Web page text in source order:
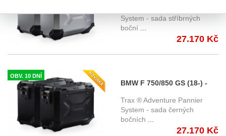
Adventure s nosičem -
stříbrné KFT.07.559.70001/S
System - sada stříbrných
boční
27.170 Kč
OBV. 10 DNÍ
BMW F 750/850 GS (18-) -
sada bočních kufrů TRAX
Adventure s nosičem -
černé KFT.07.897.70000/B
Trax ® Adventure Pannier
System - sada černých
bočních
27.170 Kč